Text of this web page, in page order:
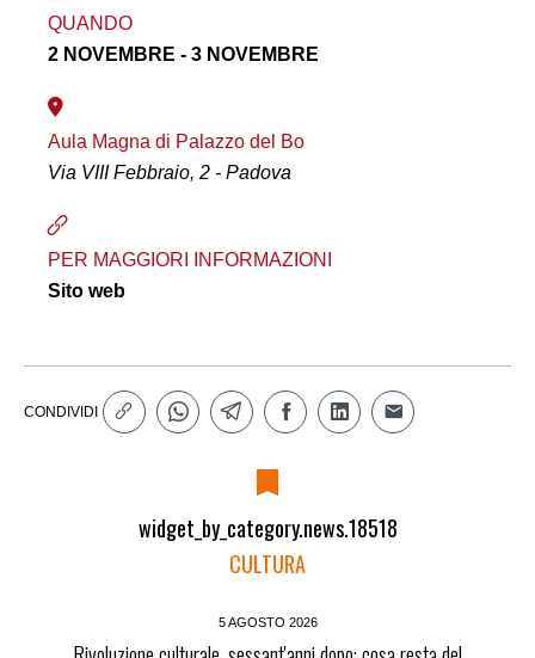
QUANDO
2 NOVEMBRE - 3 NOVEMBRE
Aula Magna di Palazzo del Bo
Via VIII Febbraio, 2 - Padova
PER MAGGIORI INFORMAZIONI
Sito web
CONDIVIDI
widget_by_category.news.18518
CULTURA
5 AGOSTO 2026